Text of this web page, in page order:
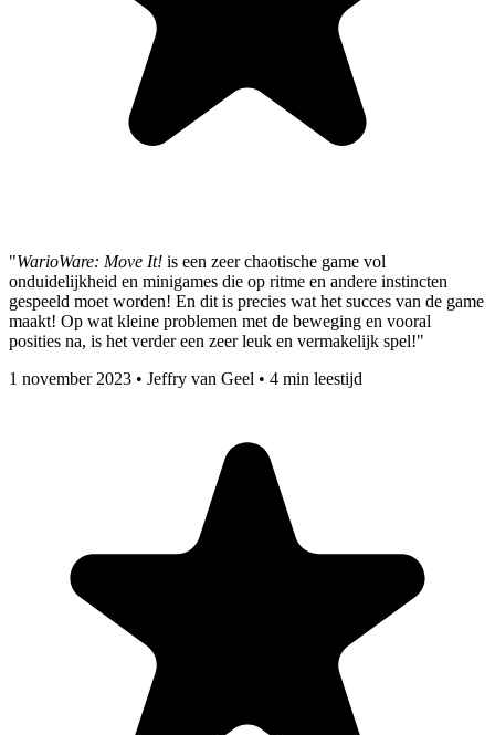
"WarioWare: Move It! is een zeer chaotische game vol
onduidelijkheid en minigames die op ritme en andere instincten
gespeeld moet worden! En dit is precies wat het succes van de game
maakt! Op wat kleine problemen met de beweging en vooral
posities na, is het verder een zeer leuk en vermakelijk spel!"
1 november 2023 • Jeffry van Geel • 4 min leestijd